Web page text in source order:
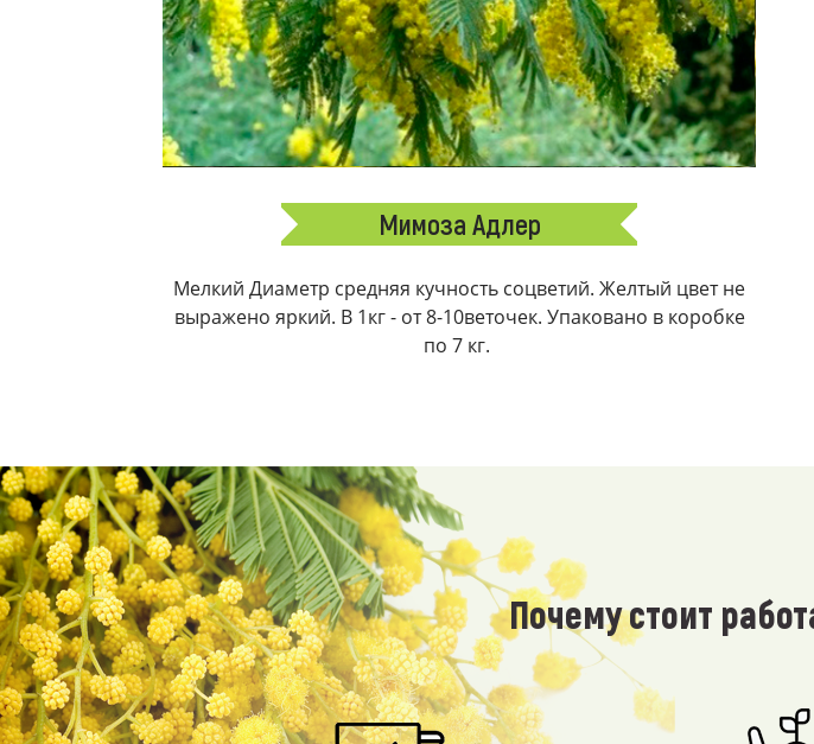
Мимоза Адлер
Мелкий Диаметр средняя кучность соцветий. Желтый цвет не
выражено яркий. В 1кг - от 8-10веточек. Упаковано в коробке
по 7 кг.
Почему стоит